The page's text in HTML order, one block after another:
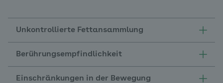
Unkontrollierte Fettansammlung
Berührungsempfindlichkeit
Einschränkungen in der Bewegung